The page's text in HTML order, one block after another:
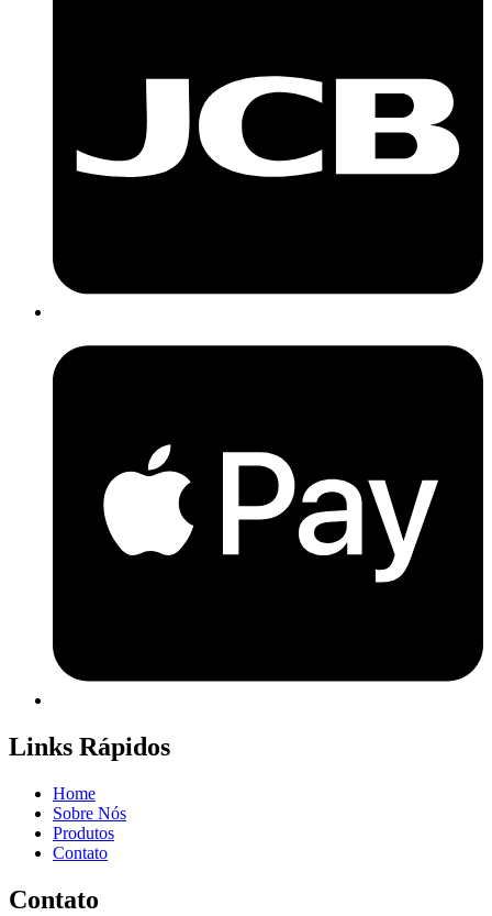
Links Rápidos
Home
Sobre Nós
Produtos
Contato
Contato